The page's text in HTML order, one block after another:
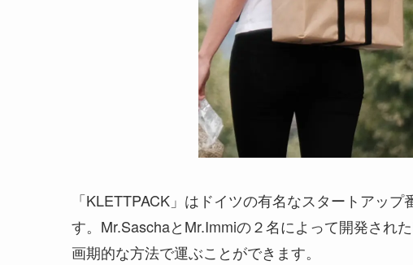
「KLETTPACK」はドイツの有名なスタートアッ
す。Mr.SaschaとMr.Immiの２名によって開発され
画期的な方法で運ぶことができます。